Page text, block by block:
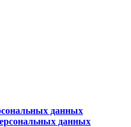
данных
данных